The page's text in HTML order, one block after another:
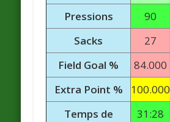
Pressions
90
Sacks
27
Field Goal %
84.000
Extra Point %
100.000
Temps de
31:28